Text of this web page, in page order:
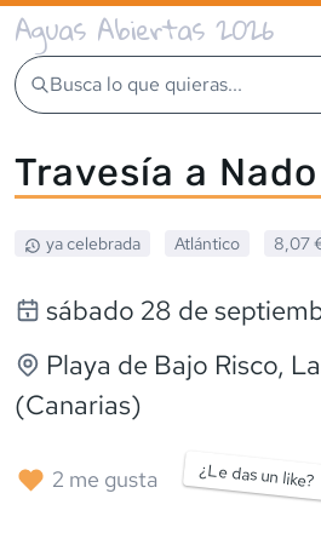
Aguas Abiertas 2026
Busca lo que quieras...
Travesía a
ya celebrada Atlántico 8,07
sábado 28 de
Playa de Bajo Risco,
(Canarias)
2 me gusta ¿Le das un like?